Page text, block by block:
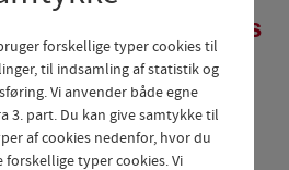
åbent alle ugens
Mobilbank er vores
til at hjælpe dig.
forskellige typer cookies til
til indsamling af statistik og
Vi anvender både egne
3. part. Du kan give samtykke til
af cookies nedenfor, hvor du
typer cookies. Vi